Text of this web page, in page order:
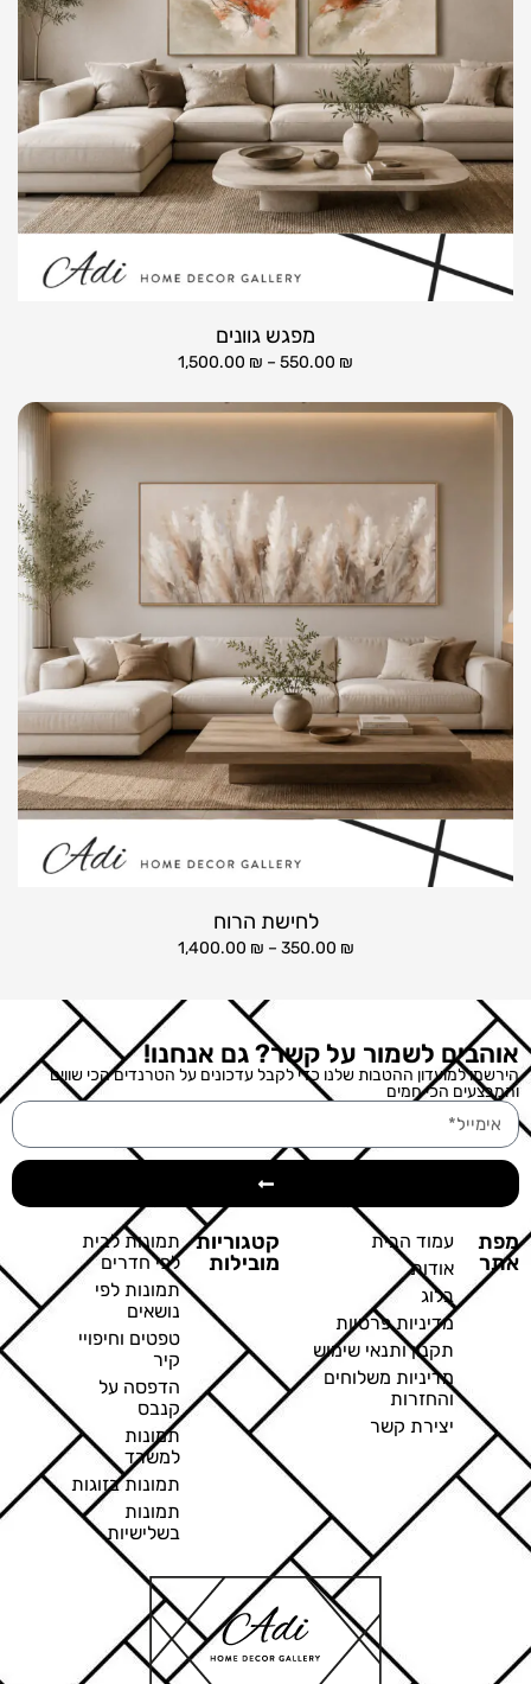
מפגש גוונים
550.00 ₪
–
1,500.00 ₪
לחישת הרוח
350.00 ₪
–
1,400.00 ₪
אוהבים לשמור על קשר? גם אנחנו!
הירשמו למועדון ההטבות שלנו כדי לקבל עדכונים על הטרנדים הכי שווים
והמבצעים הכי חמים
מפת
אתר
עמוד הבית
אודות
בלוג
מדיניות פרטיות
תקנון ותנאי שימוש
מדיניות משלוחים
והחזרות
יצירת קשר
קטגוריות
מובילות
תמונות לבית
לפי חדרים
תמונות לפי
נושאים
טפטים וחיפויי
קיר
הדפסה על
קנבס
תמונות
למשרד
תמונות בזוגות
תמונות
בשלישיות